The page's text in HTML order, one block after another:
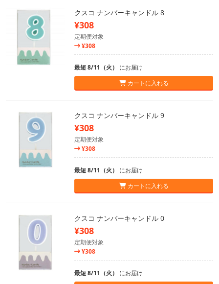
クスコ ナンバーキャンドル 8
¥308
定期便対象
¥308
最短 8/11（火） にお届け
カートに入れる
クスコ ナンバーキャンドル 9
¥308
定期便対象
¥308
最短 8/11（火） にお届け
カートに入れる
クスコ ナンバーキャンドル 0
¥308
定期便対象
¥308
最短 8/11（火） にお届け